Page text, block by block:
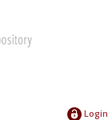
Login